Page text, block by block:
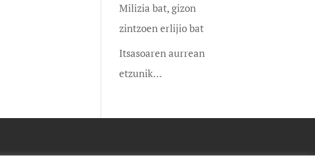
Milizia bat, gizon
zintzoen erlijio bat
Itsasoaren aurrean
etzunik…